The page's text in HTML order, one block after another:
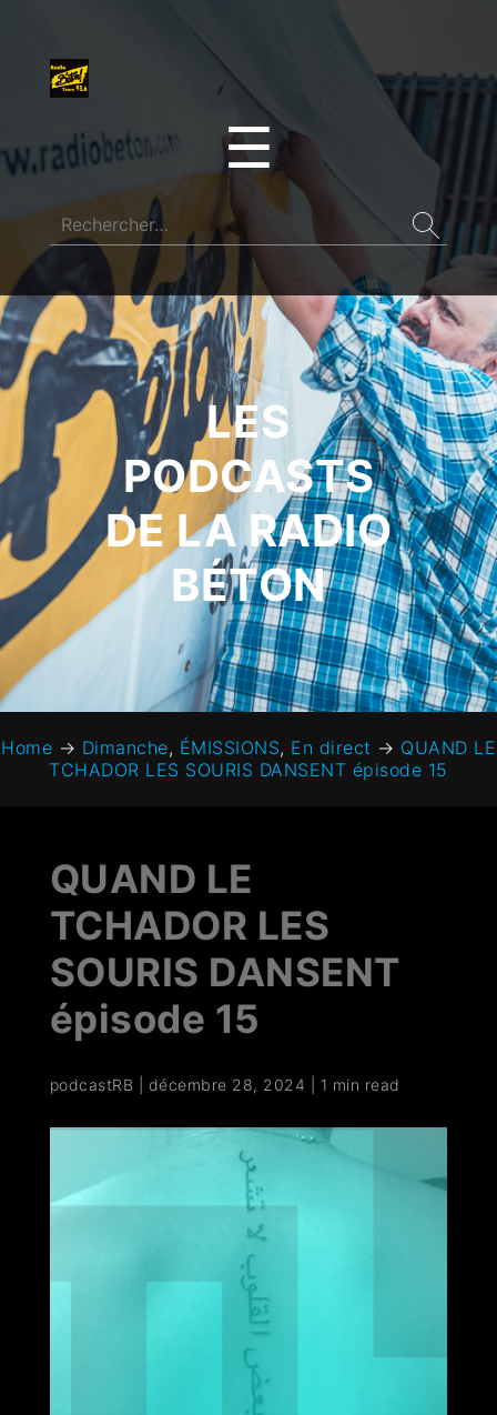
☰
LES
PODCASTS
DE LA RADIO
BÉTON
Home → Dimanche, ÉMISSIONS, En direct → QUAND LE
TCHADOR LES SOURIS DANSENT épisode 15
QUAND LE
TCHADOR LES
SOURIS DANSENT
épisode 15
podcastRB décembre 28, 2024 1 min read